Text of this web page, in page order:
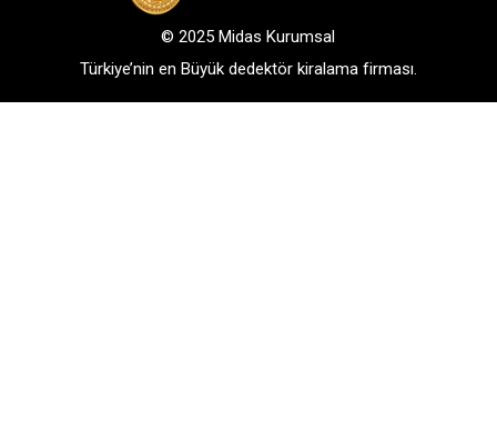
© 2025 Midas Kurumsal
Türkiye’nin en Büyük dedektör kiralama firması.